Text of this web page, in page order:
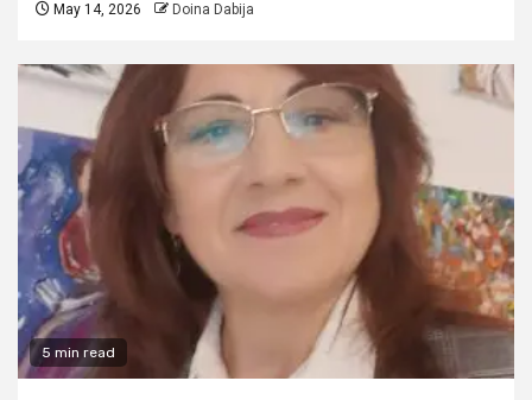
May 14, 2026 Doina Dabija
5 min read